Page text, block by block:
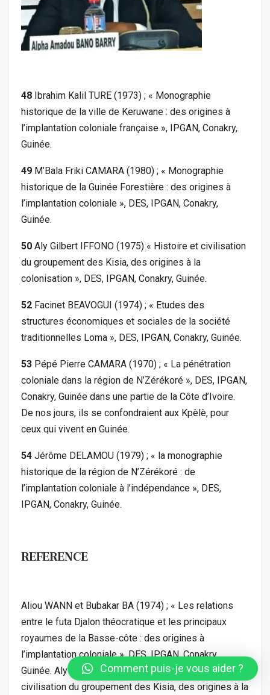
48 Ibrahim Kalil TURE (1973) ; « Monographie
historique de la ville de Keruwane : des origines à
l’implantation coloniale française », IPGAN, Conakry,
Guinée.
49 M’Bala Friki CAMARA (1980) ; « Monographie
historique de la Guinée Forestière : des origines à
l’implantation coloniale », DES, IPGAN, Conakry,
Guinée.
50 Aly Gilbert IFFONO (1975) « Histoire et civilisation
du groupement des Kisia, des origines à la
colonisation », DES, IPGAN, Conakry, Guinée.
52 Facinet BEAVOGUI (1974) ; « Etudes des
structures économiques et sociales de la société
traditionnelles Loma », DES, IPGAN, Conakry, Guinée.
53 Pépé Pierre CAMARA (1970) ; « La pénétration
coloniale dans la région de N’Zérékoré », DES, IPGAN,
Conakry, Guinée dans une partie de la Côte d’Ivoire.
De nos jours, ils se confondraient aux Kpèlè, pour
ceux qui vivent en Guinée.
54 Jérôme DELAMOU (1979) ; « la monographie
historique de la région de N’Zérékoré : de
l’implantation coloniale à l’indépendance », DES,
IPGAN, Conakry, Guinée.
REFERENCE
Aliou WANN et Bubakar BA (1974) ; « Les relations
entre le futa Djalon théocratique et les principaux
royaumes de la Basse-côte : des origines à
l’implantation coloniale », DES, IPGAN, Conakry,
Guinée. Aly Gilbert IFFONO (1975) « Histoire et
civilisation du groupement des Kisia, des origines à la
Comment puis-je vous aider ?